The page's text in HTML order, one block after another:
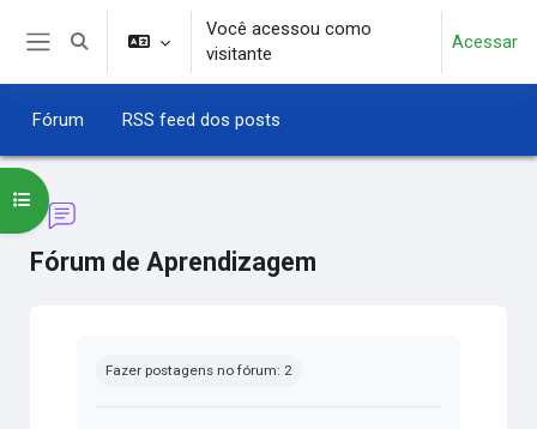
Ir para o conteúdo principal
Alternar entrada de pesquisa
Você acessou como
visitante
Acessar
Fórum RSS feed dos posts
Fórum de Aprendizagem
Abrir índice do curso
Fazer postagens no fórum: 2